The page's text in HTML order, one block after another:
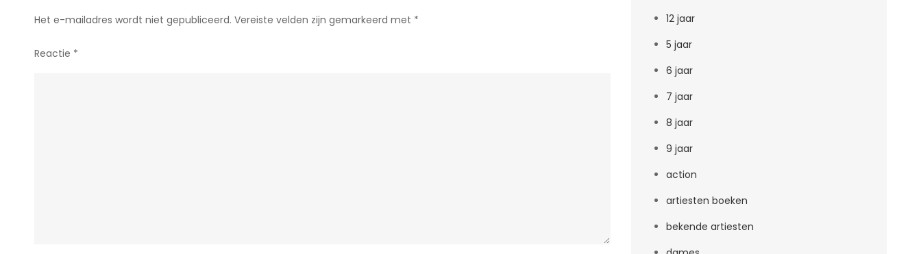
Het e-mailadres wordt niet gepubliceerd. Vereiste velden zijn gemarkeerd met *
Reactie *
12 jaar
5 jaar
6 jaar
7 jaar
8 jaar
9 jaar
action
artiesten boeken
bekende artiesten